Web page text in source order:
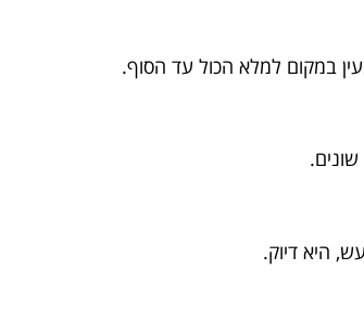
במקום למלא הכול עד הסוף.
שונים.
היא דיוק.